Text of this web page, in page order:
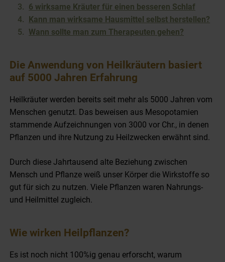
6 wirksame Kräuter für einen besseren Schlaf
Kann man wirksame Hausmittel selbst herstellen?
Wann sollte man zum Therapeuten gehen?
Die Anwendung von Heilkräutern basiert
auf 5000 Jahren Erfahrung
Heilkräuter werden bereits seit mehr als 5000 Jahren vom
Menschen genutzt. Das beweisen aus Mesopotamien
stammende Aufzeichnungen von 3000 vor Chr., in denen
Pflanzen und ihre Nutzung zu Heilzwecken erwähnt sind.
Durch diese Jahrtausend alte Beziehung zwischen
Mensch und Pflanze weiß unser Körper die Wirkstoffe so
gut für sich zu nutzen. Viele Pflanzen waren Nahrungs-
und Heilmittel zugleich.
Wie wirken Heilpflanzen?
Es ist noch nicht 100%ig genau erforscht, warum